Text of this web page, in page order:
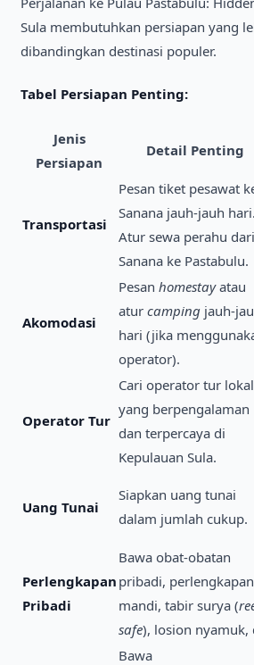
Sula membutuhkan persiapan yang
dibandingkan destinasi populer.
Tabel Persiapan Penting:
Jenis
Persiapan
Detail Penting
Transportasi
Pesan tiket pesawat
Sanana jauh-jauh hari.
Atur sewa perahu dari
Sanana ke Pastabulu.
Akomodasi
Pesan homestayatau
atur campingjauh-
hari (jika
operator).
Operator Tur
Cari operator tur lokal
yang berpengalaman
dan terpercaya di
Kepulauan Sula.
Uang Tunai
Siapkan uang tunai
dalam jumlah cukup.
Perlengkapan
Pribadi
Bawa obat-obatan
pribadi, perlengkapan
mandi, tabir surya (
safe), losion nyamuk,
Bawa